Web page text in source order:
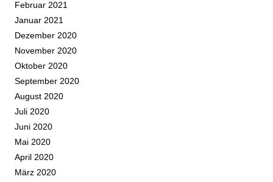
Februar 2021
Januar 2021
Dezember 2020
November 2020
Oktober 2020
September 2020
August 2020
Juli 2020
Juni 2020
Mai 2020
April 2020
März 2020